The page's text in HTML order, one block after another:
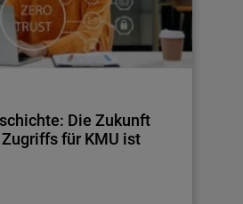
Die Zukunft
für KMU ist